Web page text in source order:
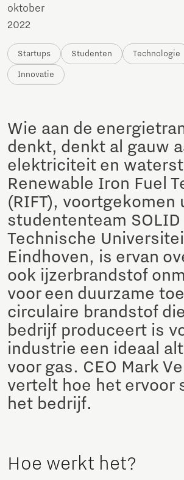
oktober
2022
Startups Studenten Technologie
Innovatie
Wie aan de
denkt, denkt al gauw
elektriciteit en
Renewable Iron Fuel
(RIFT), voortgekomen
studententeam SOLID
Technische
Eindhoven, is ervan
ook ijzerbrandstof
voor een duurzame
circulaire brandstof
bedrijf produceert is
industrie een ideaal
voor gas. CEO Mark
vertelt hoe het ervoor
het bedrijf.
Hoe werkt het?